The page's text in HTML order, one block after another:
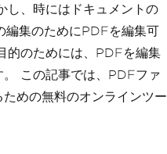
し、時にはドキュメントの
編集のためにPDFを編集可
的のためには、PDFを編集
この記事では、PDFファ
めの無料のオンラインツー